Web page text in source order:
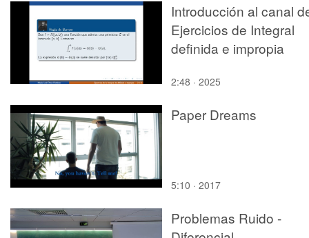
Introducción al canal
Ejercicios de Integral
definida e impropia
2:48 · 2025
Paper Dreams
5:10 · 2017
Problemas Ruido -